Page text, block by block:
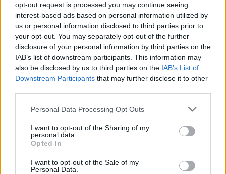
opt-out request is processed you may continue seeing
interest-based ads based on personal information utilized by
us or personal information disclosed to third parties prior to
your opt-out. You may separately opt-out of the further
disclosure of your personal information by third parties on the
IAB’s list of downstream participants. This information may
also be disclosed by us to third parties on the IAB’s List of
Downstream Participants that may further disclose it to other
Personal Data Processing Opt Outs
I want to opt-out of the Sharing of my
personal data.
Opted In
I want to opt-out of the Sale of my
Personal Data.
Tel Avive susprogdintas vienas svarbiausių tiltų
Žinios | Pasaulis
Turkijoje uždrausta rodyti teroro išpuolių nuotraukas
Vyras prieš pat nosį užfiksavo pražūtingą sprogimą
Mariupolyje
Žinios | Pasaulis